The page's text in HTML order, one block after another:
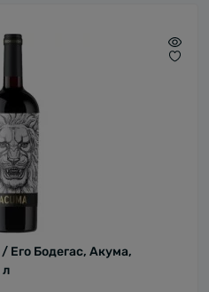
Его Бодегас, Акума,
л